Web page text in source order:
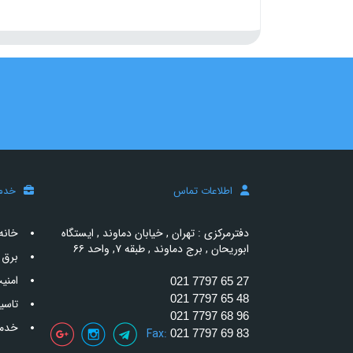
اطلاعات تماس
دفترمرکزی : تهران , خیابان دماوند , ایستگاه
ابوریحان , برج دماوند , طبقه ۷, واحد ۶۶
021 7797 65 27
021 7797 65 48
021 7797 68 96
021 7797 69 83
Fax: